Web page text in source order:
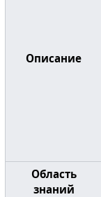
Описание
Область
знаний